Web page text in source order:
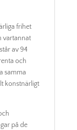
frihet
vartannat
av 94
och
samma
konstnärligt
på de